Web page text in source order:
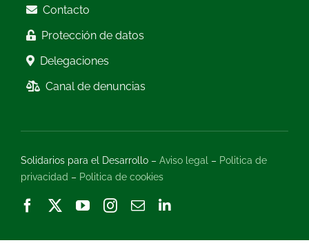
Contacto
Protección de datos
Delegaciones
Canal de denuncias
Solidarios para el Desarrollo – Aviso legal – Politica de
privacidad – Politica de cookies